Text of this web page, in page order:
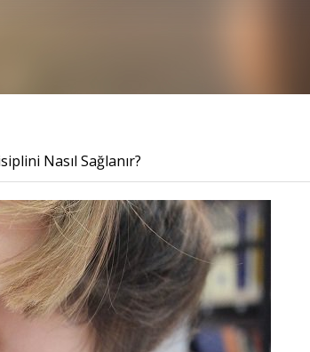
Nasıl Sağlanır?